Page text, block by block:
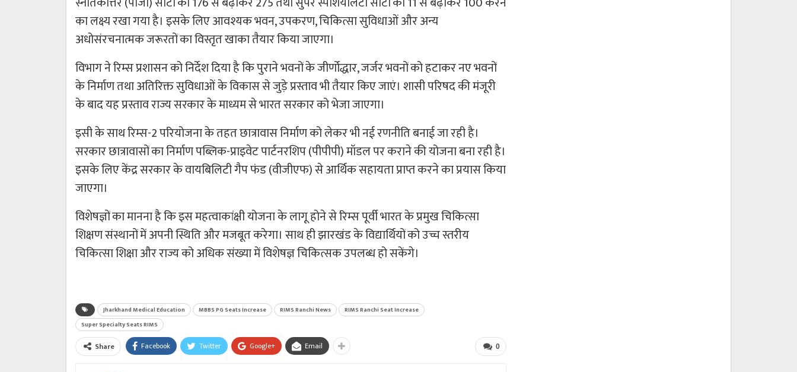
का लक्ष्य रखा गया है। इसके लिए आवश्यक भवन, उपकरण, चिकित्सा सुविधाओं और अन्य
अधोसंरचनात्मक जरूरतों का विस्तृत खाका तैयार किया जाएगा।
विभाग ने रिम्स प्रशासन को निर्देश दिया है कि पुराने भवनों के जीर्णोद्धार, जर्जर भवनों को हटाकर नए भवनों
के निर्माण तथा अतिरिक्त सुविधाओं के विकास से जुड़े प्रस्ताव भी तैयार किए जाएं। शासी परिषद की मंजूरी
के बाद यह प्रस्ताव राज्य सरकार के माध्यम से भारत सरकार को भेजा जाएगा।
इसी के साथ रिम्स-2 परियोजना के तहत छात्रावास निर्माण को लेकर भी नई रणनीति बनाई जा रही है।
सरकार छात्रावासों का निर्माण पब्लिक-प्राइवेट पार्टनरशिप (पीपीपी) मॉडल पर कराने की योजना बना रही है।
इसके लिए केंद्र सरकार के वायबिलिटी गैप फंड (वीजीएफ) से आर्थिक सहायता प्राप्त करने का प्रयास किया
जाएगा।
विशेषज्ञों का मानना है कि इस महत्वाकांक्षी योजना के लागू होने से रिम्स पूर्वी भारत के प्रमुख चिकित्सा
शिक्षण संस्थानों में अपनी स्थिति और मजबूत करेगा। साथ ही झारखंड के विद्यार्थियों को उच्च स्तरीय
चिकित्सा शिक्षा और राज्य को अधिक संख्या में विशेषज्ञ चिकित्सक उपलब्ध हो सकेंगे।
Jharkhand Medical Education MBBS PG Seats Increase RIMS Ranchi News
RIMS Ranchi Seat Increase
Super Specialty Seats RIMS
0
Share Facebook Twitter Google+ Email